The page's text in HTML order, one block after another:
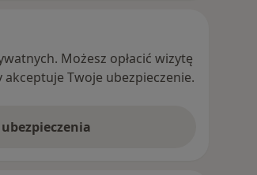
Możesz opłacić wizytę
Twoje ubezpieczenie.